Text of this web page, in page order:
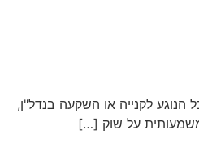
לקנייה או השקעה בנדל"ן,
משמעותית על שוק […]